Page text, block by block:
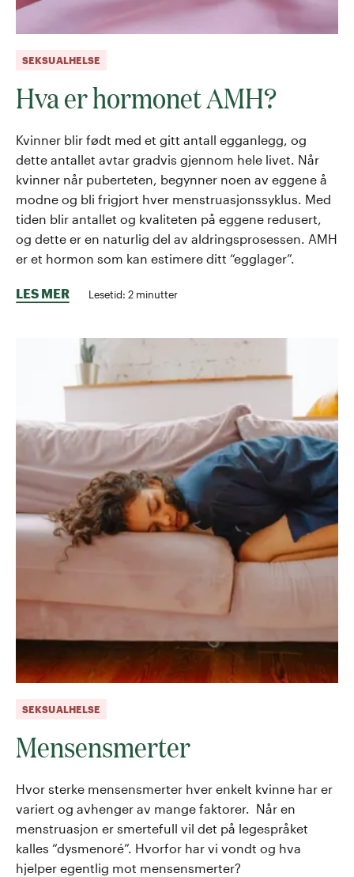
SEKSUALHELSE
Hva er hormonet AMH?
Kvinner blir født med et gitt antall egganlegg, og
dette antallet avtar gradvis gjennom hele livet. Når
kvinner når puberteten, begynner noen av eggene å
modne og bli frigjort hver menstruasjonssyklus. Med
tiden blir antallet og kvaliteten på eggene redusert,
og dette er en naturlig del av aldringsprosessen. AMH
er et hormon som kan estimere ditt “egglager”.
LES MER Lesetid: 2 minutter
SEKSUALHELSE
Mensensmerter
Hvor sterke mensensmerter hver enkelt kvinne har er
variert og avhenger av mange faktorer. Når en
menstruasjon er smertefull vil det på legespråket
kalles “dysmenoré”. Hvorfor har vi vondt og hva
hjelper egentlig mot mensensmerter?